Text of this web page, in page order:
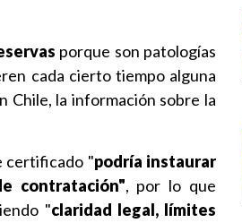
porque son patologías
cada cierto tiempo alguna
Chile, la información sobre la
certificado "podría instaurar
contratación", por lo que
"claridad legal, límites